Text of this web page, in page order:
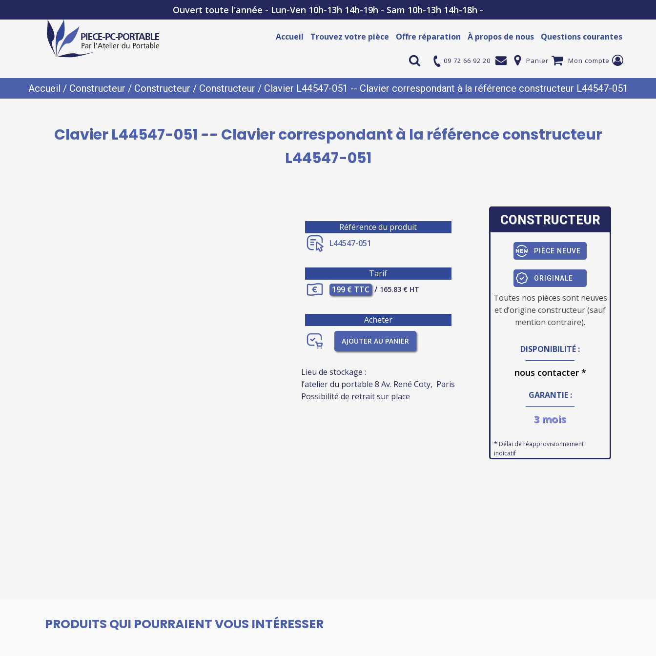
Ouvert toute l'année - Lun-Ven 10h-13h 14h-19h - Sam 10h-13h 14h-18h -
Accueil Trouvez votre pièce Offre réparation À propos de nous Questions courantes
09 72 66 92 20 Panier Mon compte
Accueil / Constructeur / Constructeur / Constructeur / Clavier L44547-051 -- Clavier correspondant à la référence constructeur L44547-051
Clavier L44547-051 -- Clavier correspondant à la référence constructeur
L44547-051
Référence du produit
L44547-051
Tarif
199 € TTC / 165.83 € HT
Acheter
AJOUTER AU PANIER
Lieu de stockage :
l’atelier du portable 8 Av. René Coty, Paris
Possibilité de retrait sur place
CONSTRUCTEUR
PIÈCE NEUVE
ORIGINALE
Toutes nos pièces sont neuves
et d’origine constructeur (sauf
mention contraire).
DISPONIBILITÉ :
nous contacter *
GARANTIE :
3 mois
* Délai de réapprovisionnement
indicatif
PRODUITS QUI POURRAIENT VOUS INTÉRESSER